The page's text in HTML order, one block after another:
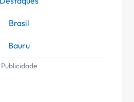
Brasil
Bauru
Publicidade